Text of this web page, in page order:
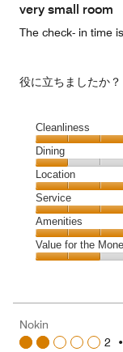
very small room
The check- in time
役に立ちましたか？
Cleanliness
Cleanliness,
3
out
of
5
Dining
Dining,
1
out
of
5
Location
Location,
4
out
of
5
Service
Service,
4
out
Amenities
Amenities,
4
5
Value for the
2
out
Nokin
2 •